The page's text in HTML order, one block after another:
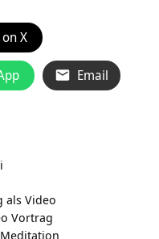
X
Email
als Video
Vortrag